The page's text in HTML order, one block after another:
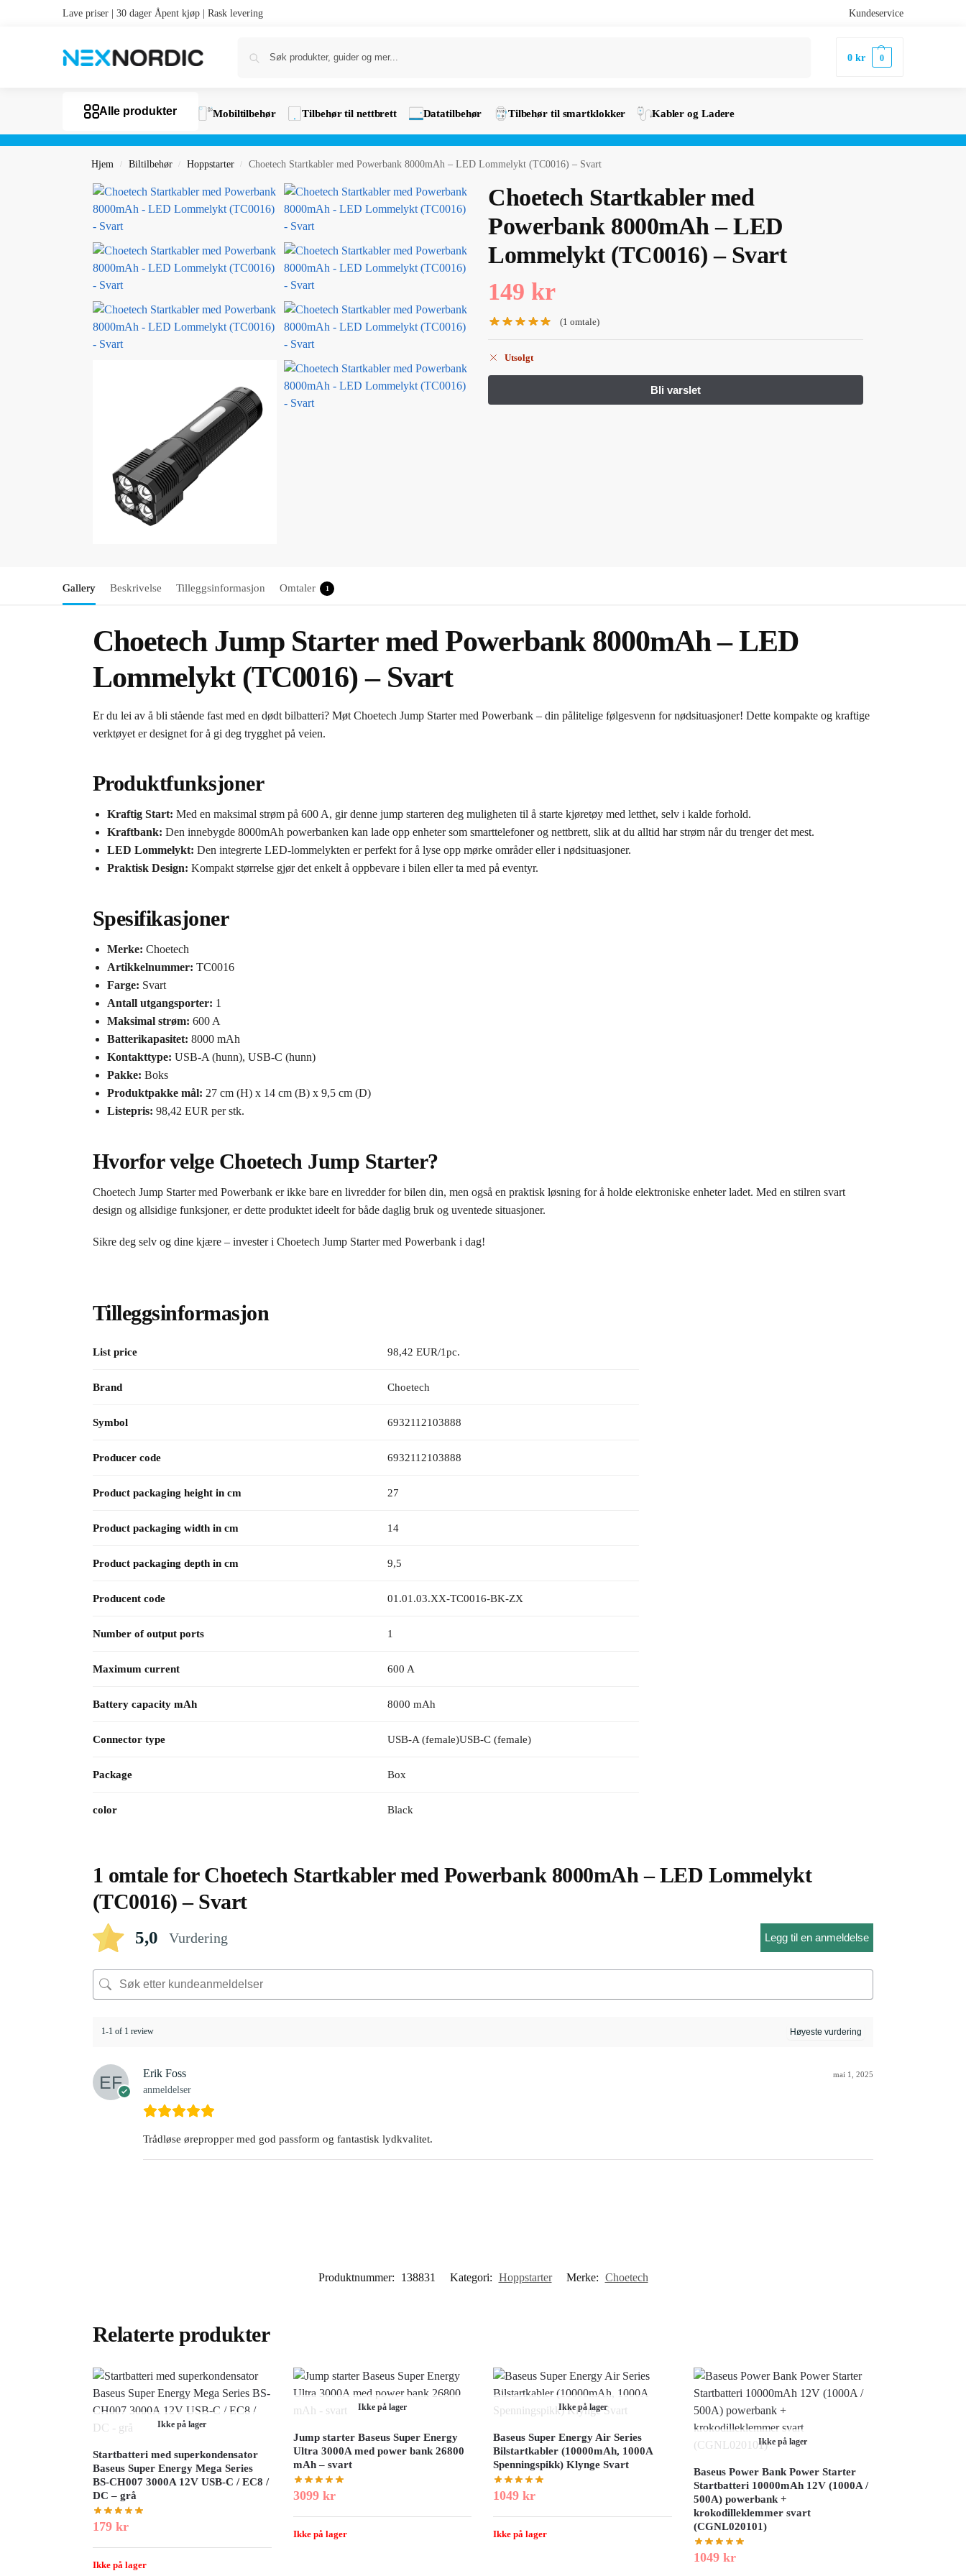
Lave priser | 30 dager Åpent kjøp | Rask levering Kundeservice
0kr 0
Alle produkter Mobiltilbehør Tilbehør til nettbrett Datatilbehør Tilbehør til smartklokker Kabler og Ladere
Hjem / Biltilbehør / Hoppstarter / Choetech Startkabler med Powerbank 8000mAh – LED Lommelykt (TC0016) – Svart
Choetech Startkabler med
Powerbank 8000mAh – LED
Lommelykt (TC0016) – Svart
149 kr
(1 omtale)
Utsolgt
Gallery Beskrivelse Tilleggsinformasjon Omtaler 1
Choetech Jump Starter med Powerbank 8000mAh – LED
Lommelykt (TC0016) – Svart
Er du lei av å bli stående fast med en dødt bilbatteri? Møt Choetech Jump Starter med Powerbank – din pålitelige følgesvenn for nødsituasjoner! Dette kompakte og kraftige
verktøyet er designet for å gi deg trygghet på veien.
Produktfunksjoner
Kraftig Start: Med en maksimal strøm på 600 A, gir denne jump starteren deg muligheten til å starte kjøretøy med letthet, selv i kalde forhold.
Kraftbank: Den innebygde 8000mAh powerbanken kan lade opp enheter som smarttelefoner og nettbrett, slik at du alltid har strøm når du trenger det mest.
LED Lommelykt: Den integrerte LED-lommelykten er perfekt for å lyse opp mørke områder eller i nødsituasjoner.
Praktisk Design: Kompakt størrelse gjør det enkelt å oppbevare i bilen eller ta med på eventyr.
Spesifikasjoner
Merke: Choetech
Artikkelnummer: TC0016
Farge: Svart
Antall utgangsporter: 1
Maksimal strøm: 600 A
Batterikapasitet: 8000 mAh
Kontakttype: USB-A (hunn), USB-C (hunn)
Pakke: Boks
Produktpakke mål: 27 cm (H) x 14 cm (B) x 9,5 cm (D)
Listepris: 98,42 EUR per stk.
Hvorfor velge Choetech Jump Starter?
Choetech Jump Starter med Powerbank er ikke bare en livredder for bilen din, men også en praktisk løsning for å holde elektroniske enheter ladet. Med en stilren svart
design og allsidige funksjoner, er dette produktet ideelt for både daglig bruk og uventede situasjoner.
Sikre deg selv og dine kjære – invester i Choetech Jump Starter med Powerbank i dag!
Tilleggsinformasjon
List price 98,42 EUR/1pc.
Brand Choetech
Symbol 6932112103888
Producer code 6932112103888
Product packaging height in cm 27
Product packaging width in cm 14
Product packaging depth in cm 9,5
Producent code 01.01.03.XX-TC0016-BK-ZX
Number of output ports 1
Maximum current 600 A
Battery capacity mAh 8000 mAh
Connector type USB-A (female)USB-C (female)
Package Box
color Black
1 omtale for Choetech Startkabler med Powerbank 8000mAh – LED Lommelykt
(TC0016) – Svart
5,0 Vurdering Legg til en anmeldelse
1-1 of 1 review
Erik Foss
anmeldelser
mai 1, 2025
Trådløse ørepropper med god passform og fantastisk lydkvalitet.
Produktnummer: 138831 Kategori: Hoppstarter Merke: Choetech
Relaterte produkter
Ikke på lager
Startbatteri med superkondensator
Baseus Super Energy Mega Series
BS-CH007 3000A 12V USB-C / EC8 /
DC – grå
179 kr
Ikke på lager
Ikke på lager
Jump starter Baseus Super Energy
Ultra 3000A med power bank 26800
mAh – svart
3099 kr
Ikke på lager
Ikke på lager
Baseus Super Energy Air Series
Bilstartkabler (10000mAh, 1000A
Spenningspikk) Klynge Svart
1049kr
Ikke på lager
Ikke på lager
Baseus Power Bank Power Starter
Startbatteri 10000mAh 12V (1000A /
500A) powerbank +
krokodilleklemmer svart
(CGNL020101)
1049kr